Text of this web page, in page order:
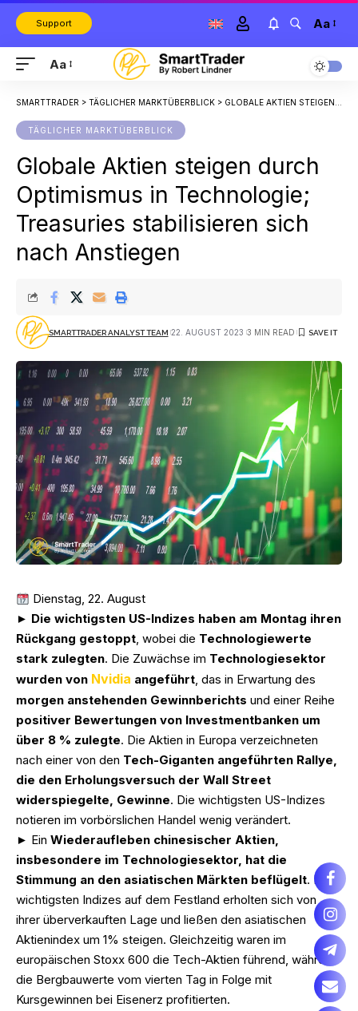
Support Aa
Aa
SMARTTRADER > TÄGLICHER MARKTÜBERBLICK > GLOBALE AKTIEN STEIGEN DURCH OPTIMISMUS IN TECHNOLOGIE; TREASURIES STABILISIEREN SICH NACH ANSTIEGEN
TÄGLICHER MARKTÜBERBLICK
Globale Aktien steigen durch
Optimismus in Technologie;
Treasuries stabilisieren sich
nach Anstiegen
SMARTTRADER ANALYST TEAM 22. AUGUST 2023 3 MIN READ
Dienstag, 22. August
► Die wichtigsten US-Indizes haben am Montag ihren
Rückgang gestoppt, wobei die Technologiewerte
stark zulegten. Die Zuwächse im Technologiesektor
wurden von Nvidia angeführt, das in Erwartung des
morgen anstehenden Gewinnberichts und einer Reihe
positiver Bewertungen von Investmentbanken um
über 8 % zulegte. Die Aktien in Europa verzeichneten
nach einer von den Tech-Giganten angeführten Rallye,
die den Erholungsversuch der Wall Street
widerspiegelte, Gewinne. Die wichtigsten US-Indizes
notieren im vorbörslichen Handel wenig verändert.
► Ein Wiederaufleben chinesischer Aktien,
insbesondere im Technologiesektor, hat die
Stimmung an den asiatischen Märkten beflügelt. Die
wichtigsten Indizes auf dem Festland erholten sich von
ihrer überverkauften Lage und ließen den asiatischen
Aktienindex um 1% steigen. Gleichzeitig waren im
europäischen Stoxx 600 die Tech-Aktien führend, während
die Bergbauwerte vom vierten Tag in Folge mit
Kursgewinnen bei Eisenerz profitierten.